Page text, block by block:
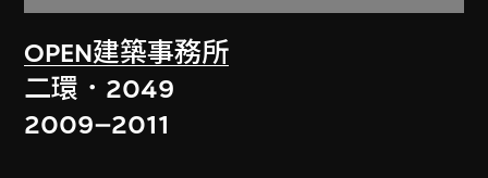
OPEN建築事務所
二環．2049
2009–2011